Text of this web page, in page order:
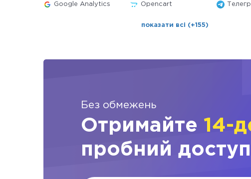
Google Analytics Opencart
показати всі (+155)
Без обмежень
Отримайте 14-
пробний доступ